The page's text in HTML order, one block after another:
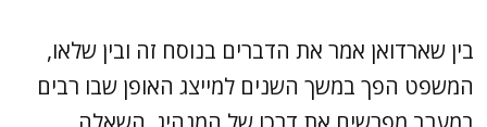
בין שארדואן אמר את הדברים בנוסח זה ובין שלאו,
המשפט הפך במשך השנים למייצג האופן שבו רבים